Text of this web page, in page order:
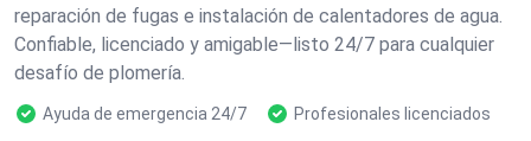
reparación de fugas e instalación de calentadores de agua.
Confiable, licenciado y amigable—listo 24/7 para cualquier
desafío de plomería.
Ayuda de emergencia 24/7
Profesionales licenciados